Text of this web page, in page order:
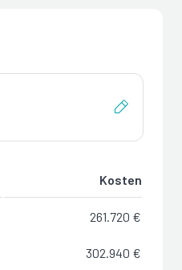
Kosten
261.720 €
302.940 €